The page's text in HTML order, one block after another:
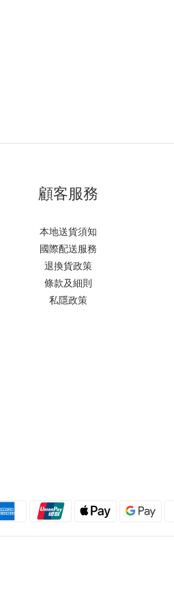
顧客服務
本地送貨須知
國際配送服務
退換貨政策
條款及細則
私隱政策